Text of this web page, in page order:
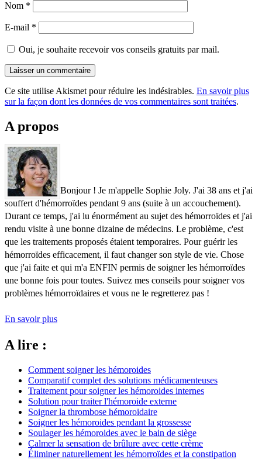
Nom *
E-mail *
Oui, je souhaite recevoir vos conseils gratuits par mail.
Ce site utilise Akismet pour réduire les indésirables. En savoir plus
sur la façon dont les données de vos commentaires sont traitées.
A propos
Bonjour ! Je m'appelle Sophie Joly. J'ai 38 ans et j'ai
souffert d'hémorroïdes pendant 9 ans (suite à un accouchement).
Durant ce temps, j'ai lu énormément au sujet des hémorroïdes et j'ai
rendu visite à une bonne dizaine de médecins. Le problème, c'est
que les traitements proposés étaient temporaires. Pour guérir les
hémorroïdes efficacement, il faut changer son style de vie. Chose
que j'ai faite et qui m'a ENFIN permis de soigner les hémorroïdes
une bonne fois pour toutes. Suivez mes conseils pour soigner vos
problèmes hémorroïdaires et vous ne le regretterez pas !
En savoir plus
A lire :
Comment soigner les hémoroides
Comparatif complet des solutions médicamenteuses
Traitement pour soigner les hémoroides internes
Solution pour traiter l'hémoroide externe
Soigner la thrombose hémoroidaire
Soigner les hémoroides pendant la grossesse
Soulager les hémoroides avec le bain de siège
Calmer la sensation de brûlure avec cette crème
Éliminer naturellement les hémorroïdes et la constipation